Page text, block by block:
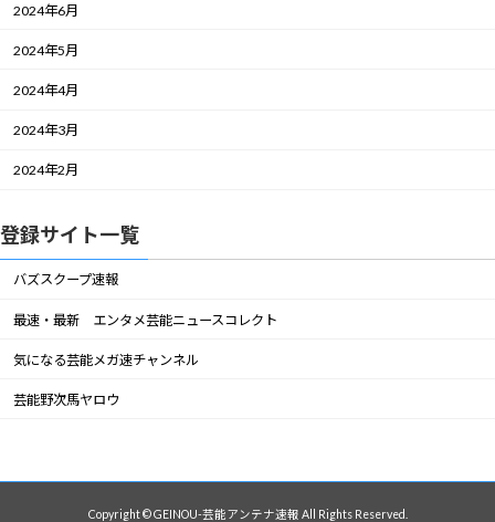
2024年6月
2024年5月
2024年4月
2024年3月
2024年2月
登録サイト一覧
バズスクープ速報
最速・最新 エンタメ芸能ニュースコレクト
気になる芸能メガ速チャンネル
芸能野次馬ヤロウ
Copyright © GEINOU-芸能アンテナ速報 All Rights Reserved.